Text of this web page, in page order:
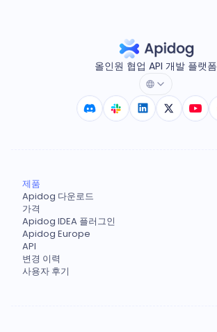
올인원 협업 API 개발 플랫폼
제품
Apidog 다운로드
가격
Apidog IDEA 플러그인
Apidog Europe
API
변경 이력
사용자 후기